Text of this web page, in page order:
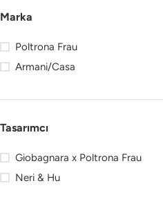
Marka
Poltrona Frau
Armani/Casa
Tasarımcı
Giobagnara x Poltrona Frau
Neri & Hu